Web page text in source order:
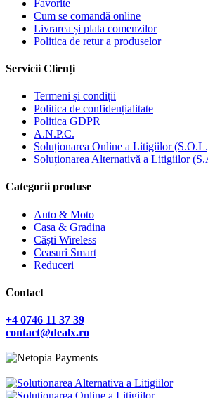
Favorite
Cum se comandă online
Livrarea și plata comenzilor
Politica de retur a produselor
Servicii Clienți
Termeni și condiții
Politica de confidențialitate
Politica GDPR
A.N.P.C.
Soluționarea Online a Litigiilor
Soluționarea Alternativă a Litigiilor
Categorii produse
Auto & Moto
Casa & Gradina
Căști Wireless
Ceasuri Smart
Reduceri
Contact
+4 0746 11 37 39
contact@dealx.ro